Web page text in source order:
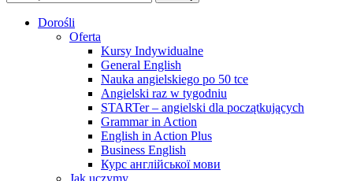
Dorośli
Oferta
Kursy Indywidualne
General English
Nauka angielskiego po 50 tce
Angielski raz w tygodniu
STARTer – angielski dla początkujących
Grammar in Action
English in Action Plus
Business English
Курс англійської мови
Jak uczymy